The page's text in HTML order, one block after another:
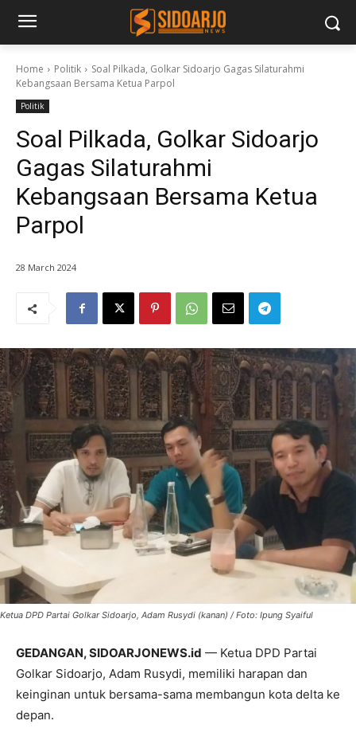
Home Politik
Soal Pilkada, Golkar Sidoarjo Gagas Silaturahmi
Kebangsaan Bersama Ketua Parpol
Politik
Soal Pilkada, Golkar Sidoarjo
Gagas Silaturahmi
Kebangsaan Bersama Ketua
Parpol
28 March 2024
Ketua DPD Partai Golkar Sidoarjo, Adam Rusydi (kanan) / Foto: Ipung Syaiful
GEDANGAN, SIDOARJONEWS.id — Ketua DPD Partai
Golkar Sidoarjo, Adam Rusydi, memiliki harapan dan
keinginan untuk bersama-sama membangun kota delta ke
depan.